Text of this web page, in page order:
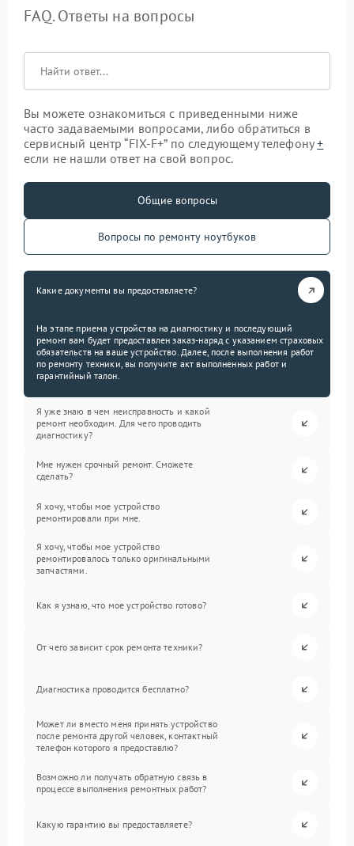
FAQ. Ответы на вопросы
Вы можете ознакомиться с приведенными ниже
часто задаваемыми вопросами, либо обратиться в
сервисный центр “FIX-F+” по следующему телефону+
если не нашли ответ на свой вопрос.
Общие вопросы
Вопросы по ремонту ноутбуков
Какие документы вы предоставляете?
На этапе приема устройства на диагностику и последующий
ремонт вам будет предоставлен заказ-наряд с указанием страховых
обязательств на ваше устройство. Далее, после выполнения работ
по ремонту техники, вы получите акт выполненных работ и
гарантийный талон.
Я уже знаю в чем неисправность и какой
ремонт необходим. Для чего проводить
диагностику?
Мне нужен срочный ремонт. Сможете
сделать?
Я хочу, чтобы мое устройство
ремонтировали при мне.
Я хочу, чтобы мое устройство
ремонтировалось только оригинальными
запчастями.
Как я узнаю, что мое устройство готово?
От чего зависит срок ремонта техники?
Диагностика проводится бесплатно?
Может ли вместо меня принять устройство
после ремонта другой человек, контактный
телефон которого я предоставлю?
Возможно ли получать обратную связь в
процессе выполнения ремонтных работ?
Какую гарантию вы предоставляете?